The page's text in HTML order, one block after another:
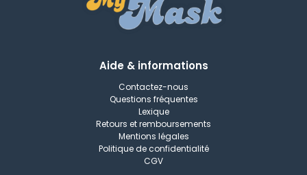
Aide & informations
Contactez-nous
Questions fréquentes
Lexique
Retours et remboursements
Mentions légales
Politique de confidentialité
CGV